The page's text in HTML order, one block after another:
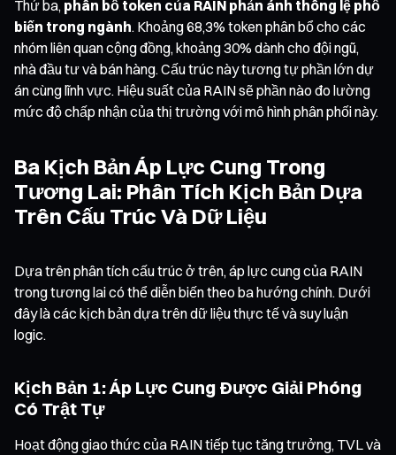
Thứ ba, phân bổ token của RAIN phản ánh thông lệ phổ
biến trong ngành. Khoảng 68,3% token phân bổ cho các
nhóm liên quan cộng đồng, khoảng 30% dành cho đội ngũ,
nhà đầu tư và bán hàng. Cấu trúc này tương tự phần lớn dự
án cùng lĩnh vực. Hiệu suất của RAIN sẽ phần nào đo lường
mức độ chấp nhận của thị trường với mô hình phân phối này.
Ba Kịch Bản Áp Lực Cung Trong
Tương Lai: Phân Tích Kịch Bản Dựa
Trên Cấu Trúc Và Dữ Liệu
Dựa trên phân tích cấu trúc ở trên, áp lực cung của RAIN
trong tương lai có thể diễn biến theo ba hướng chính. Dưới
đây là các kịch bản dựa trên dữ liệu thực tế và suy luận
logic.
Kịch Bản 1: Áp Lực Cung Được Giải Phóng
Có Trật Tự
Hoạt động giao thức của RAIN tiếp tục tăng trưởng, TVL và